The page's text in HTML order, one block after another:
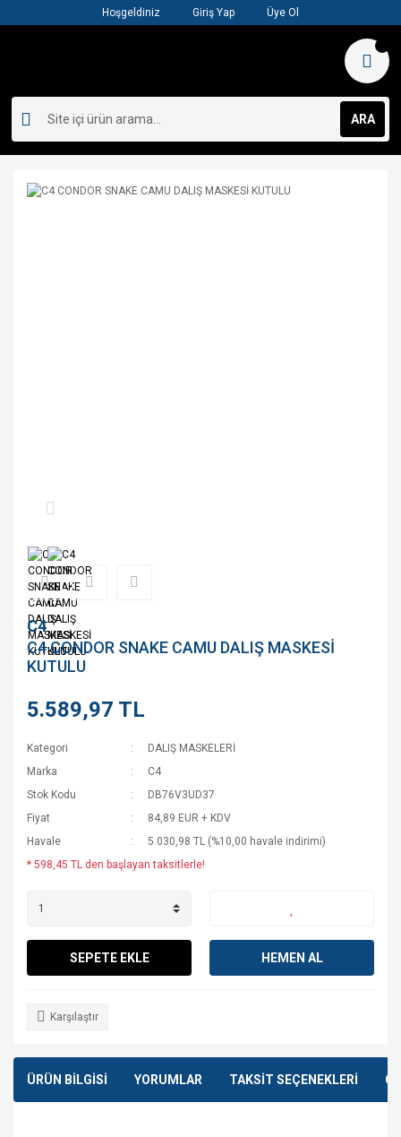
Hoşgeldiniz Giriş Yap Üye Ol
ARA
C4
C4 CONDOR SNAKE CAMU DALIŞ MASKESİ
KUTULU
5.589,97 TL
Kategori
DALIŞ MASKELERİ
Marka
C4
Stok Kodu
DB76V3UD37
Fiyat
84,89 EUR + KDV
Havale
5.030,98 TL (%10,00 havale indirimi)
* 598,45 TL den başlayan taksitlerle!
SEPETE EKLE HEMEN AL
Karşılaştır
ÜRÜN BİLGİSİ YORUMLAR TAKSİT SEÇENEKLERİ